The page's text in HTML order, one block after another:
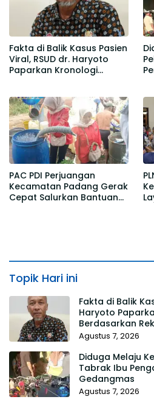
Fakta di Balik Kasus Pasien
Viral, RSUD dr. Haryoto
Paparkan Kronologi
PAC PDI Perjuangan
Kecamatan Padang Gerak
Cepat Salurkan Bantuan
Topik Hari ini
Fakta di Balik
Haryoto
Berdasarkan
Agustus 7, 2026
Diduga Melaju
Tabrak Ibu
Gedangmas
Agustus 7, 2026